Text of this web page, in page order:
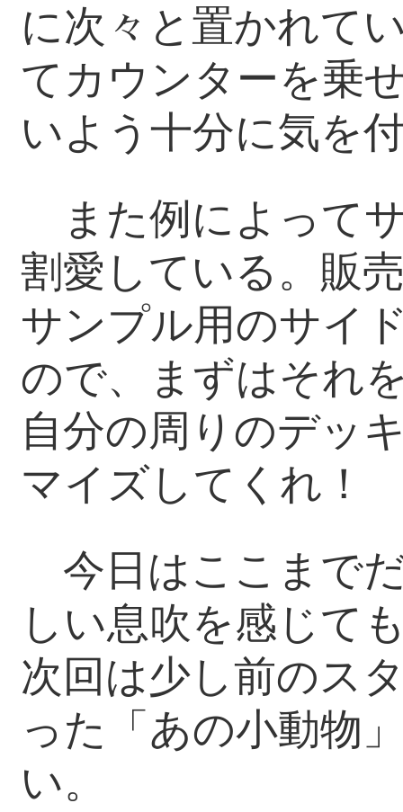
に次々と置かれて
てカウンターを乗
いよう十分に気を
また例によって
割愛している。販
サンプル用のサイ
ので、まずはそれ
自分の周りのデッ
マイズしてくれ！
今日はここまで
しい息吹を感じて
次回は少し前のス
った「あの小動物
い。